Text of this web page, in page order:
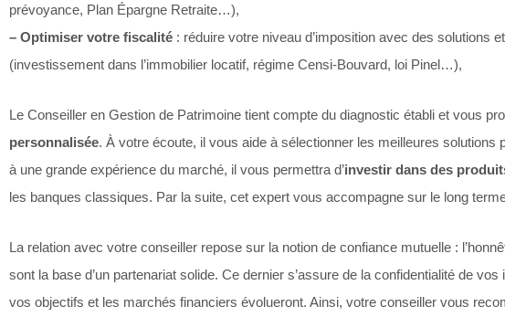
prévoyance, Plan Épargne Retraite…),
– Optimiser votre fiscalité : réduire votre niveau d’imposition avec des solutions
(investissement dans l’immobilier locatif, régime Censi-Bouvard, loi Pinel…),
Le Conseiller en Gestion de Patrimoine tient compte du diagnostic établi et vous
personnalisée. À votre écoute, il vous aide à sélectionner les meilleures solutions
à une grande expérience du marché, il vous permettra d’investir dans des
les banques classiques. Par la suite, cet expert vous accompagne sur le long
La relation avec votre conseiller repose sur la notion de confiance mutuelle :
sont la base d’un partenariat solide. Ce dernier s’assure de la confidentialité de
vos objectifs et les marchés financiers évolueront. Ainsi, votre conseiller vous